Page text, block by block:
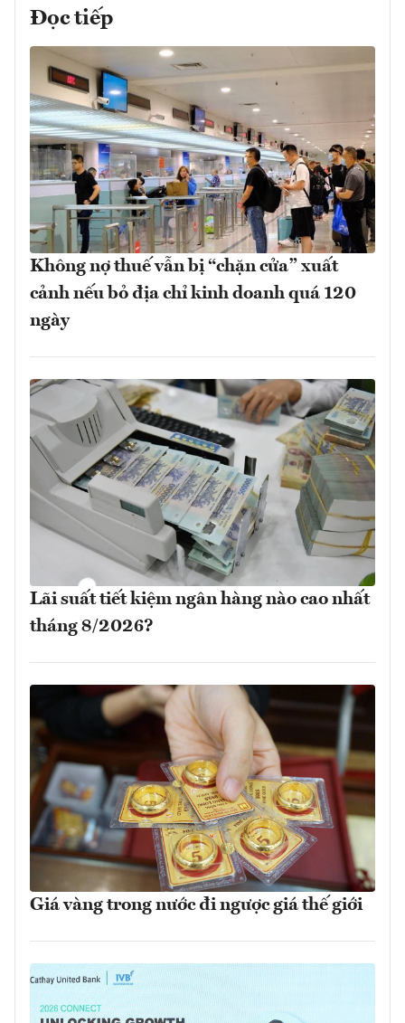
Đọc tiếp
Không nợ thuế vẫn bị “chặn cửa” xuất
cảnh nếu bỏ địa chỉ kinh doanh quá 120
ngày
Lãi suất tiết kiệm ngân hàng nào cao nhất
tháng 8/2026?
Giá vàng trong nước đi ngược giá thế giới